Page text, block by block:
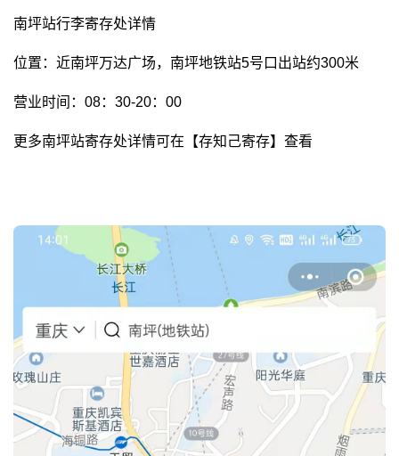
南坪站行李寄存处详情
位置：近南坪万达广场，南坪地铁站5号口出站约300米
营业时间：08：30-20：00
更多南坪站寄存处详情可在【存知己寄存】查看